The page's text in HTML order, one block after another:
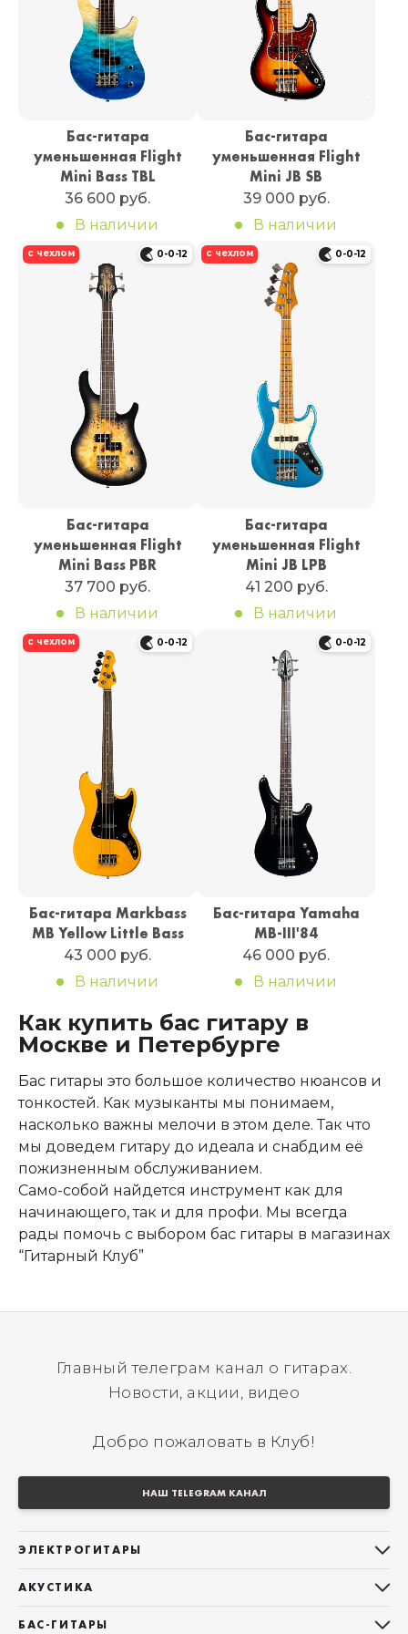
Бас-гитара
уменьшенная Flight
Mini Bass TBL
36 600 руб.
В наличии
Бас-гитара
уменьшенная Flight
Mini JB SB
39 000 руб.
В наличии
с чехлом 0-0-12
Бас-гитара
уменьшенная Flight
Mini Bass PBR
37 700 руб.
В наличии
с чехлом 0-0-12
Бас-гитара
уменьшенная Flight
Mini JB LPB
41 200 руб.
В наличии
с чехлом 0-0-12
Бас-гитара Markbass
MB Yellow Little Bass
43 000 руб.
В наличии
0-0-12
Бас-гитара Yamaha
MB-III'84
46 000 руб.
В наличии
Как купить бас гитару в
Москве и Петербурге
Бас гитары это большое количество нюансов и
тонкостей. Как музыканты мы понимаем,
насколько важны мелочи в этом деле. Так что
мы доведем гитару до идеала и снабдим её
пожизненным обслуживанием.
Само-собой найдется инструмент как для
начинающего, так и для профи. Мы всегда
рады помочь с выбором бас гитары в магазинах
“Гитарный Клуб”
Главный телеграм канал о гитарах.
Новости, акции, видео
Добро пожаловать в Клуб!
НАШ TELEGRAM КАНАЛ
ЭЛЕКТРОГИТАРЫ
Telecaster
АКУСТИКА
БАС-ГИТАРЫ